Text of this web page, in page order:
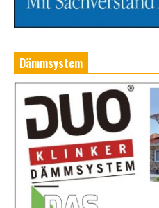
Dämmsystem